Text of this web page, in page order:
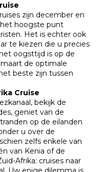
zijn december en
hoogste punt
Het is echter ook
te kiezen die u precies
oogsttijd is op de
de optimale
beste zijn tussen
Cruise
bekijk de
geniet van de
op de eilanden
u over de
zelfs enkele van
van Kenia of de
Afrika: cruises naar